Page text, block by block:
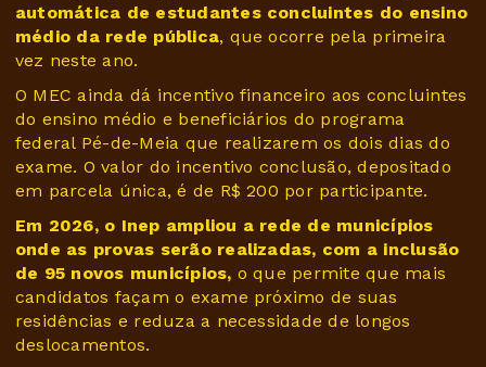
automática de estudantes concluintes do ensino
médio da rede pública, que ocorre pela primeira
vez neste ano.
O MEC ainda dá incentivo financeiro aos concluintes
do ensino médio e beneficiários do programa
federal Pé-de-Meia que realizarem os dois dias do
exame. O valor do incentivo conclusão, depositado
em parcela única, é de R$ 200 por participante.
Em 2026, o Inep ampliou a rede de municípios
onde as provas serão realizadas, com a inclusão
de 95 novos municípios, o que permite que mais
candidatos façam o exame próximo de suas
residências e reduza a necessidade de longos
deslocamentos.